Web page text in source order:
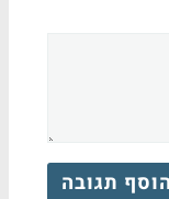
הוסף תגובה